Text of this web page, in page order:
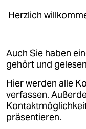
Herzlich
Auch Sie haben
gehört und
Hier werden alle
verfassen.
präsentieren.